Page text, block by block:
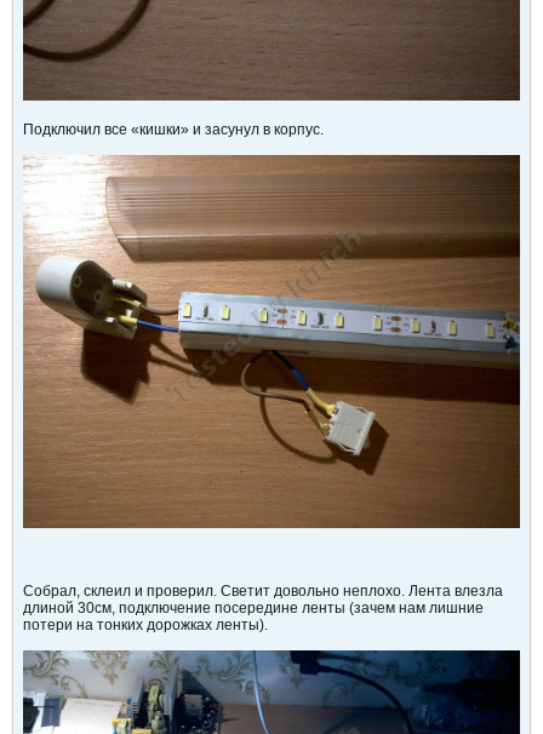
Подключил все «кишки» и засунул в корпус.
Собрал, склеил и проверил. Светит довольно неплохо. Лента влезла
длиной 30см, подключение посередине ленты (зачем нам лишние
потери на тонких дорожках ленты).